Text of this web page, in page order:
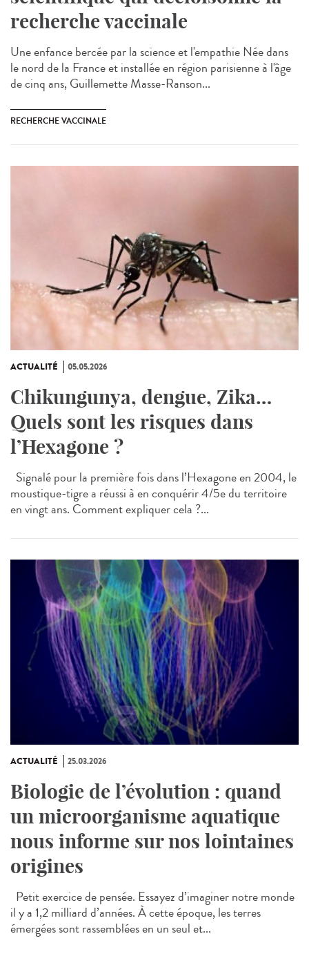
recherche vaccinale
Une enfance bercée par la science et l'empathie Née dans
le nord de la France et installée en région parisienne à l'âge
de cinq ans, Guillemette Masse-Ranson...
RECHERCHE VACCINALE
ACTUALITÉ 05.05.2026
Chikungunya, dengue, Zika…
Quels sont les risques dans
l’Hexagone ?
Signalé pour la première fois dans l’Hexagone en 2004, le
moustique-tigre a réussi à en conquérir 4/5e du territoire
en vingt ans. Comment expliquer cela ?...
ACTUALITÉ 25.03.2026
Biologie de l’évolution : quand
un microorganisme aquatique
nous informe sur nos lointaines
origines
Petit exercice de pensée. Essayez d’imaginer notre monde
il y a 1,2 milliard d’années. À cette époque, les terres
émergées sont rassemblées en un seul et...